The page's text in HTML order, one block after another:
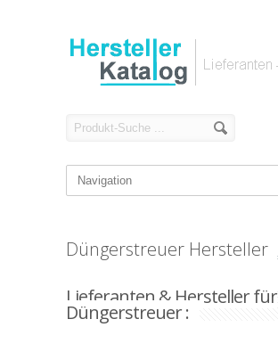
Düngerstreuer Hersteller
Lieferanten & Hersteller für
Düngerstreuer :